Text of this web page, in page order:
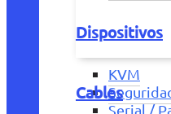
Dispositivos
KVM
Serial /
Cables